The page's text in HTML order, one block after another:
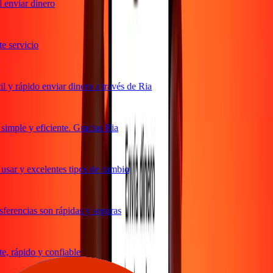
dinero
rápido enviar dinero a través de Ria
y eficiente. Gracias Ria
y excelentes tipos de cambio
son rápidas y seguras
rápido y confiable